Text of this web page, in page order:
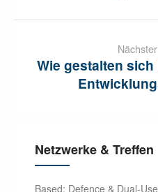
Wie gestalten
Netzwerke & Treffen
Based: Defence & Dual-